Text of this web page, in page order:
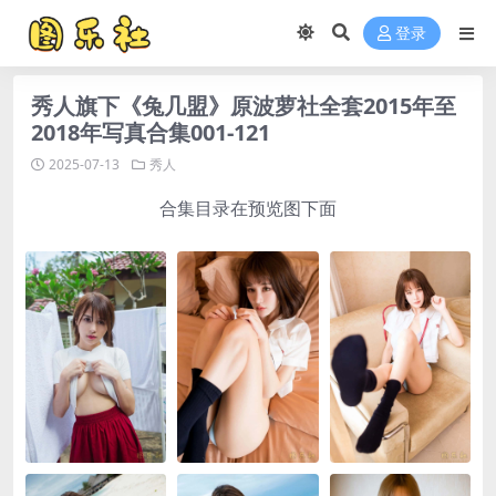
登录
秀人旗下《兔几盟》原波萝社全套2015年至
2018年写真合集001-121
2025-07-13 秀人
合集目录在预览图下面